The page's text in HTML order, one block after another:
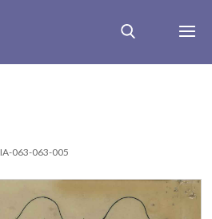
IA-063-063-005